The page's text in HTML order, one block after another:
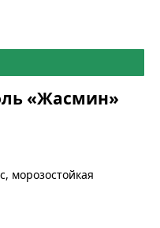
«Жасмин»
морозостойкая